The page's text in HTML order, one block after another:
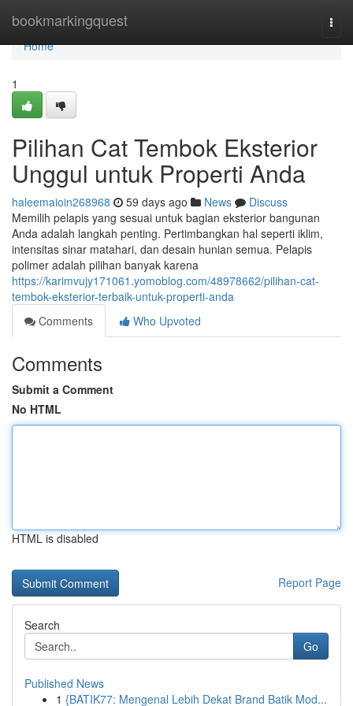
bookmarkingquest
Home
Home
1
Pilihan Cat Tembok Eksterior
Unggul untuk Properti Anda
haleemaioin268968 59 days ago News
Discuss
Memilih pelapis yang sesuai untuk bagian eksterior bangunan
Anda adalah langkah penting. Pertimbangkan hal seperti iklim,
intensitas sinar matahari, dan desain hunian semua. Pelapis
polimer adalah pilihan banyak karena
https://karimvujy171061.yomoblog.com/48978662/pilihan-cat-
tembok-eksterior-terbaik-untuk-properti-anda
Comments
Who Upvoted
Comments
Submit a Comment
No HTML
HTML is disabled
Report Page
Search
Go
Published News
1 {BATIK77: Mengenal Lebih Dekat Brand Batik Mod...